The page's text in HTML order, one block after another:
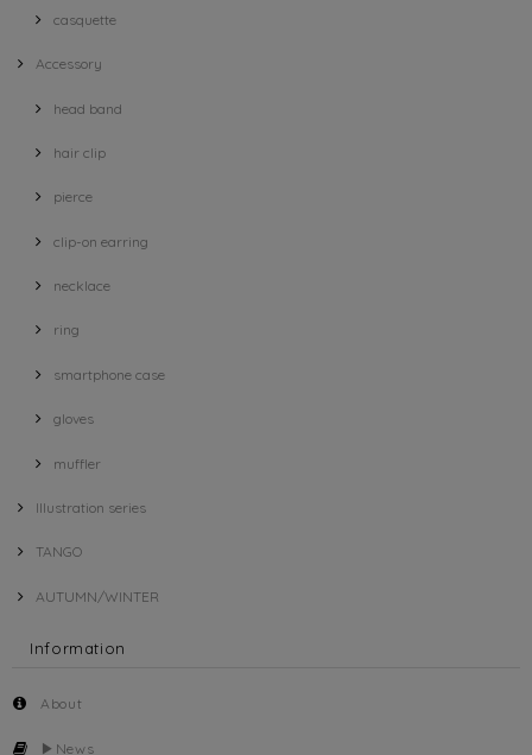
casquette
Accessory
head band
hair clip
pierce
clip-on earring
necklace
ring
smartphone case
gloves
muffler
Illustration series
TANGO
AUTUMN/WINTER
Information
About
▶︎News